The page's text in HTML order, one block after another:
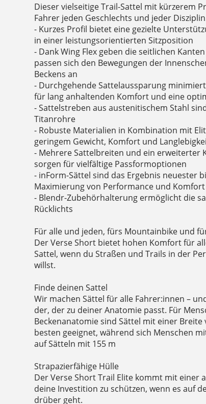
Dieser vielseitige Trail-Sattel mit kürzerem
Fahrer jeden Geschlechts und jeder
- Kurzes Profil bietet eine gezielte
in einer leistungsorientierten Sitzposition
- Dank Wing Flex geben die seitlichen
passen sich den Bewegungen der
Beckens an
- Durchgehende Sattelaussparung
für lang anhaltenden Komfort und eine
- Sattelstreben aus austenitischem Stahl
Titanrohre
- Robuste Materialien in Kombination mit
geringem Gewicht, Komfort und
- Mehrere Sattelbreiten und ein erweiterter
sorgen für vielfältige Passformoptionen
- inForm-Sättel sind das Ergebnis neuester
Maximierung von Performance und Komfort
- Blendr-Zubehörhalterung ermöglicht die
Rücklichts
Für alle und jeden, fürs Mountainbike und
Der Verse Short bietet hohen Komfort für
Sattel, wenn du Straßen und Trails in der
willst.
Finde deinen Sattel
Wir machen Sättel für alle Fahrer:innen –
der, der zu deiner Anatomie passt. Für
Beckenanatomie sind Sättel mit einer Breite
besten geeignet, während sich Menschen
auf Sätteln mit 155 m
Strapazierfähige Hülle
Der Verse Short Trail Elite kommt mit einer
deine Investition zu schützen, wenn es auf
drüber geht.